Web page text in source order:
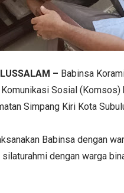
– Babinsa
Sosial
Simpang Kiri Kota
Babinsa dengan
dengan warga